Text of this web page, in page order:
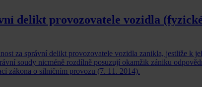
delikt provozovatele vozidla
za správní delikt provozovatele vozidla zanikla, jestliže k
soudy nicméně rozdílně posuzují okamžik zániku
zákona o silničním provozu (7. 11. 2014).